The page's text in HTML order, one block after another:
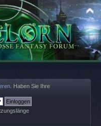
. Haben Sie Ihre